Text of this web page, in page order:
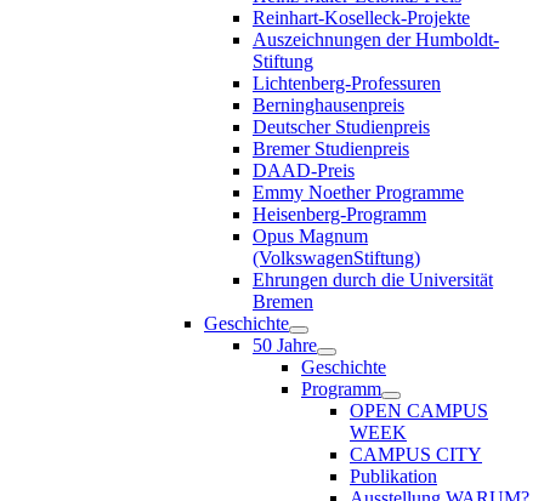
Reinhart-Koselleck-Projekte
Auszeichnungen der Humboldt-
Stiftung
Lichtenberg-Professuren
Berninghausenpreis
Deutscher Studienpreis
Bremer Studienpreis
DAAD-Preis
Emmy Noether Programme
Heisenberg-Programm
Opus Magnum
(VolkswagenStiftung)
Ehrungen durch die Universität
Bremen
Geschichte
50 Jahre
Geschichte
Programm
OPEN CAMPUS
WEEK
CAMPUS CITY
Publikation